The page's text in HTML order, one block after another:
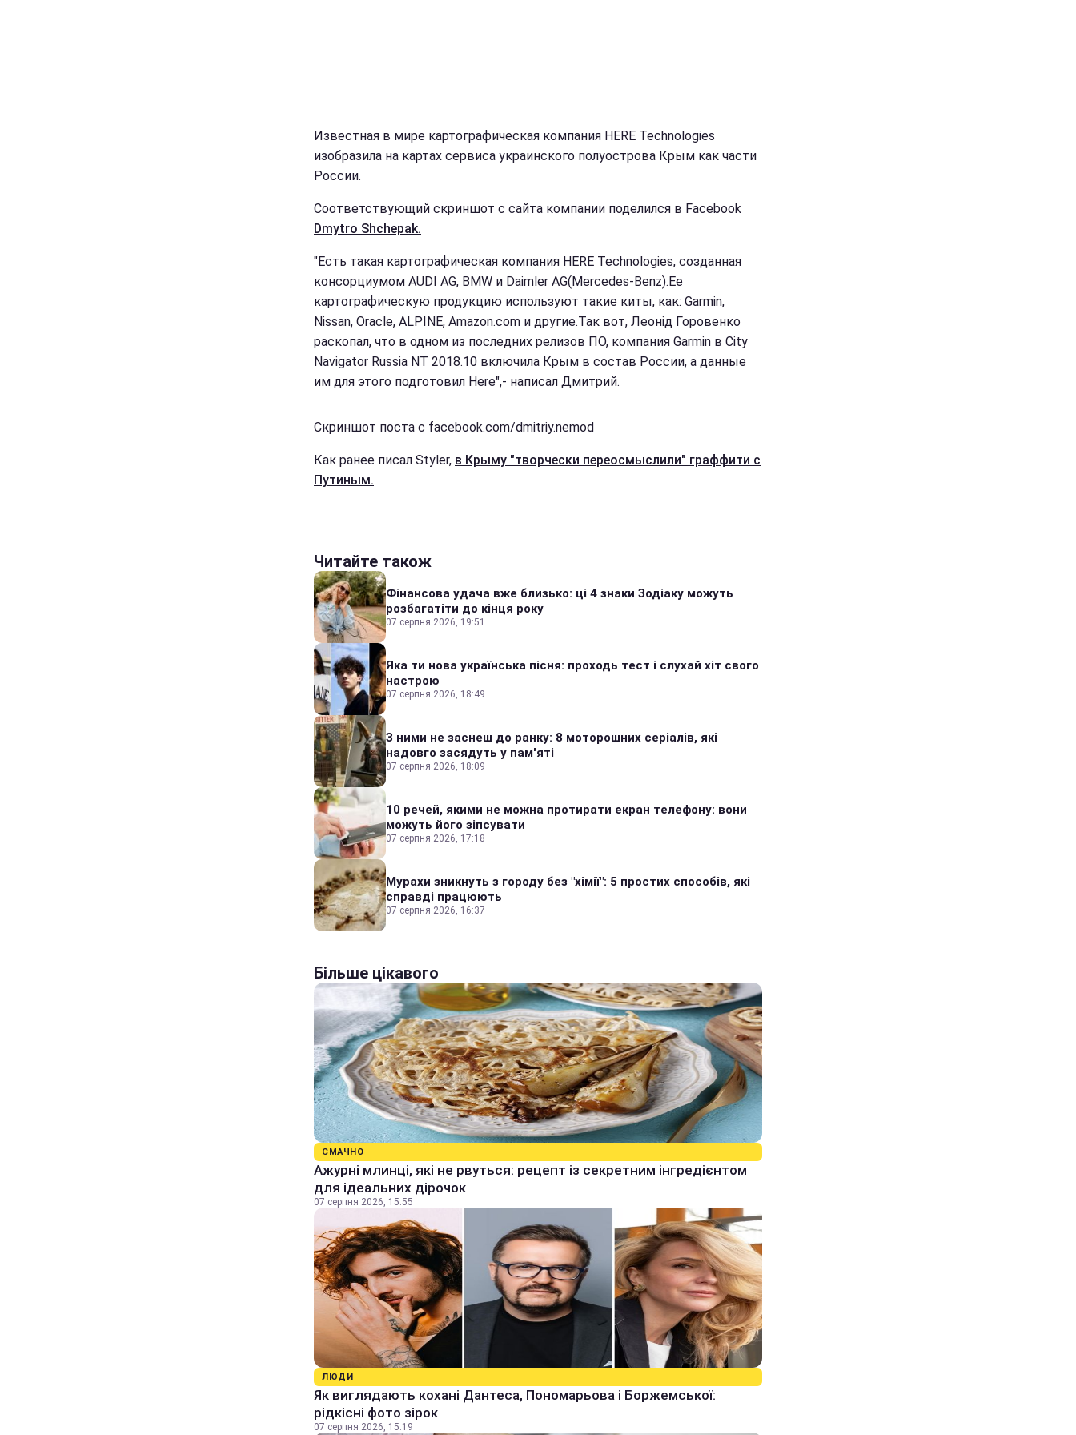
Известная в мире картографическая компания HERE Technologies
изобразила на картах сервиса украинского полуострова Крым как части
России.
Соответствующий скриншот с сайта компании поделился в Facebook
Dmytro Shchepak.
"Есть такая картографическая компания HERE Technologies, созданная
консорциумом AUDI AG, BMW и Daimler AG(Mercedes-Benz).Ее
картографическую продукцию используют такие киты, как: Garmin,
Nissan, Oracle, ALPINE, Amazon.com и другие.Так вот, Леонід Горовенко
раскопал, что в одном из последних релизов ПО, компания Garmin в City
Navigator Russia NT 2018.10 включила Крым в состав России, а данные
им для этого подготовил Here",- написал Дмитрий.
Скриншот поста с facebook.com/dmitriy.nemod
Как ранее писал Styler, в Крыму "творчески переосмыслили" граффити с
Путиным.
Читайте також
Фінансова удача вже близько: ці 4 знаки Зодіаку можуть
розбагатіти до кінця року
07 серпня 2026, 19:51
Яка ти нова українська пісня: проходь тест і слухай хіт свого
настрою
07 серпня 2026, 18:49
З ними не заснеш до ранку: 8 моторошних серіалів, які
надовго засядуть у пам'яті
07 серпня 2026, 18:09
10 речей, якими не можна протирати екран телефону: вони
можуть його зіпсувати
07 серпня 2026, 17:18
Мурахи зникнуть з городу без "хімії": 5 простих способів, які
справді працюють
07 серпня 2026, 16:37
Більше цікавого
СМАЧНО
Ажурні млинці, які не рвуться: рецепт із секретним інгредієнтом
для ідеальних дірочок
07 серпня 2026, 15:55
ЛЮДИ
Як виглядають кохані Дантеса, Пономарьова і Боржемської:
рідкісні фото зірок
07 серпня 2026, 15:19